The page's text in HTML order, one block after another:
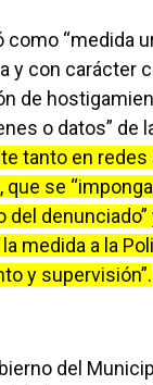
como “medida
y con carácter
de
o datos” de
tanto en
que se
denunciado”
medida a la
y supervisión”.
del